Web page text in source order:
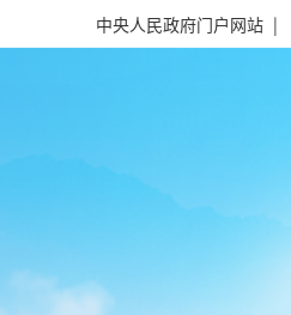
中央人民政府门户网站 |